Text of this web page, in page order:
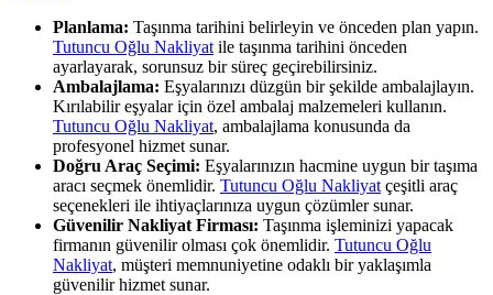
Planlama: Taşınma tarihini belirleyin ve önceden plan yapın.
Tutuncu Oğlu Nakliyat ile taşınma tarihini önceden
ayarlayarak, sorunsuz bir süreç geçirebilirsiniz.
Ambalajlama: Eşyalarınızı düzgün bir şekilde ambalajlayın.
Kırılabilir eşyalar için özel ambalaj malzemeleri kullanın.
Tutuncu Oğlu Nakliyat, ambalajlama konusunda da
profesyonel hizmet sunar.
Doğru Araç Seçimi: Eşyalarınızın hacmine uygun bir taşıma
aracı seçmek önemlidir. Tutuncu Oğlu Nakliyat çeşitli araç
seçenekleri ile ihtiyaçlarınıza uygun çözümler sunar.
Güvenilir Nakliyat Firması: Taşınma işleminizi yapacak
firmanın güvenilir olması çok önemlidir. Tutuncu Oğlu
Nakliyat, müşteri memnuniyetine odaklı bir yaklaşımla
güvenilir hizmet sunar.